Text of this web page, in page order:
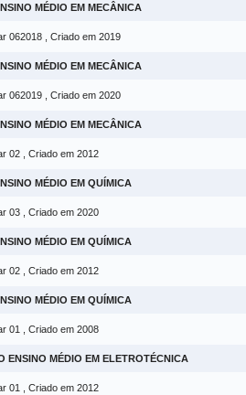
MÉDIO EM MECÂNICA
062018 , Criado em 2019
MÉDIO EM MECÂNICA
062019 , Criado em 2020
MÉDIO EM MECÂNICA
02 , Criado em 2012
MÉDIO EM QUÍMICA
03 , Criado em 2020
MÉDIO EM QUÍMICA
02 , Criado em 2012
MÉDIO EM QUÍMICA
01 , Criado em 2008
ENSINO MÉDIO EM ELETROTÉCNICA
01 , Criado em 2012